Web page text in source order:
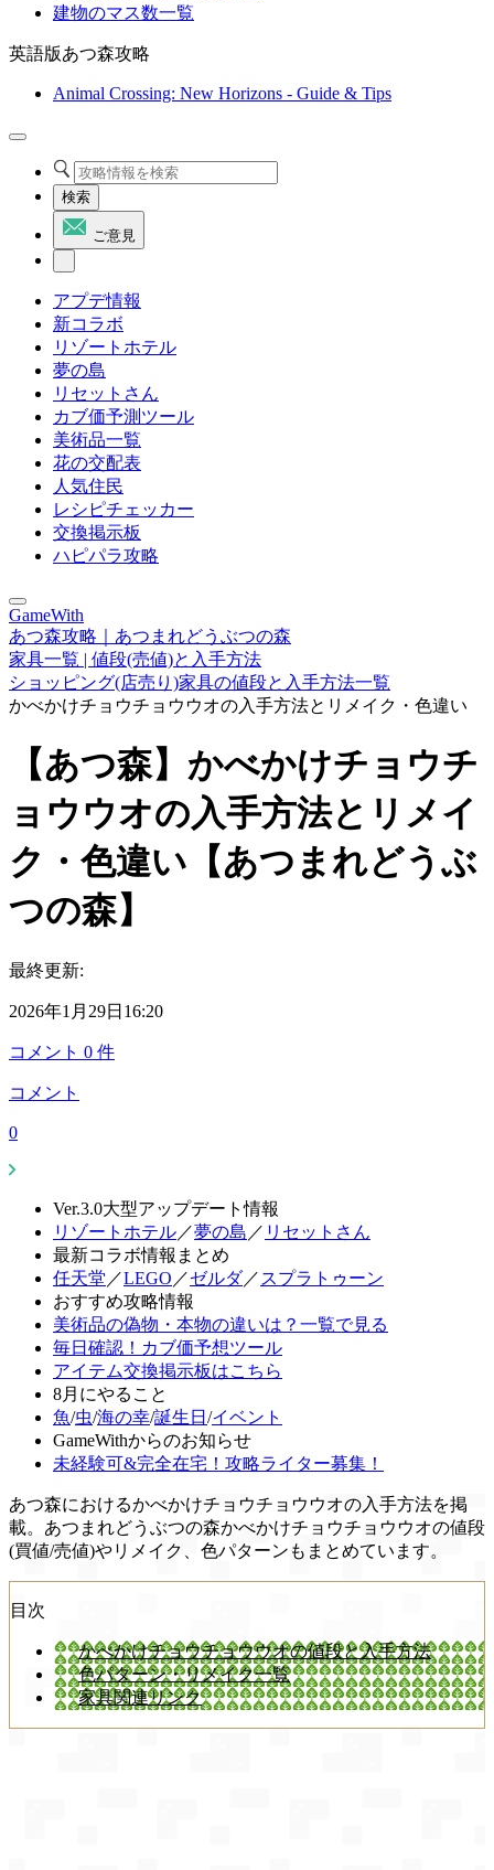
建物のマス数一覧
英語版あつ森攻略
Animal Crossing: New Horizons - Guide & Tips
検索
ご意見
アプデ情報
新コラボ
リゾートホテル
夢の島
リセットさん
カブ価予測ツール
美術品一覧
花の交配表
人気住民
レシピチェッカー
交換掲示板
ハピパラ攻略
GameWith
あつ森攻略｜あつまれどうぶつの森
家具一覧 | 値段(売値)と入手方法
ショッピング(店売り)家具の値段と入手方法一覧
かべかけチョウチョウウオの入手方法とリメイク・色違い
【あつ森】かべかけチョウチ
ョウウオの入手方法とリメイ
ク・色違い【あつまれどうぶ
つの森】
最終更新:
2026年1月29日16:20
コメント 0 件
コメント
0
Ver.3.0大型アップデート情報
リゾートホテル／夢の島 ／ リセットさん
最新コラボ情報まとめ
任天堂 ／LEGO ／ゼルダ／ スプラトゥーン
おすすめ攻略情報
美術品の偽物・本物の違いは？一覧で見る
毎日確認！カブ価予想ツール
アイテム交換掲示板はこちら
8月にやること
魚/虫/海の幸/誕生日 /イベント
GameWithからのお知らせ
未経験可&完全在宅！攻略ライター募集！
あつ森におけるかべかけチョウチョウウオの入手方法を掲
載。あつまれどうぶつの森かべかけチョウチョウウオの値段
(買値/売値)やリメイク、色パターンもまとめています。
目次
かべかけチョウチョウウオの値段と入手方法
色パターン・リメイク一覧
家具関連リンク